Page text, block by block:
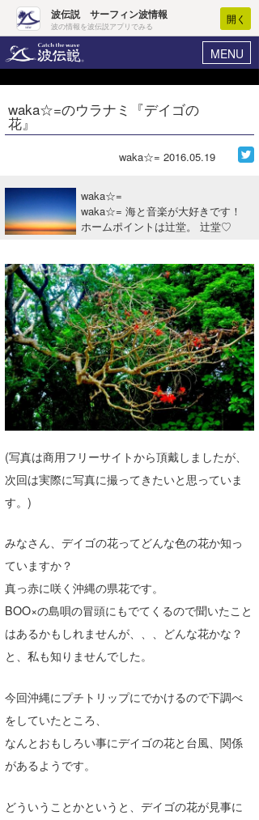
波伝説 サーフィン波情報
波の情報を波伝説アプリでみる
開く
MENU
ヘルプ マイホーム
ログイン
波情報･概況
WAVE HUNTER波予想ツール
ニュース
サーフィンエリアガイド
会員メニュー
今月のプレゼント
waka☆=のウラナミ『デイゴの
花』
waka☆= 2016.05.19
waka☆=
waka☆= 海と音楽が大好きです！
ホームポイントは辻堂。 辻堂♡
(写真は商用フリーサイトから頂戴しましたが、
次回は実際に写真に撮ってきたいと思っていま
す。)
みなさん、デイゴの花ってどんな色の花か知っ
ていますか？
真っ赤に咲く沖縄の県花です。
BOO×の島唄の冒頭にもでてくるので聞いたこと
はあるかもしれませんが、、、どんな花かな？
と、私も知りませんでした。
今回沖縄にプチトリップにでかけるので下調べ
をしていたところ、
なんとおもしろい事にデイゴの花と台風、関係
があるようです。
どういうことかというと、デイゴの花が見事に
Core Surf Japan
アート＆エンタメ
トラベル
ショップ情報
ショップ情報
湘南
千葉北
千葉南
四国
沖縄
ウラナミ
お知らせ
その他
VOTE!
ライター/寄稿メディア
Core Surf Japan
Naoya Kimoto
mitsuteru Kamio
メディア
SURFMEDIA
波伝説アンバサダー/プロライダー